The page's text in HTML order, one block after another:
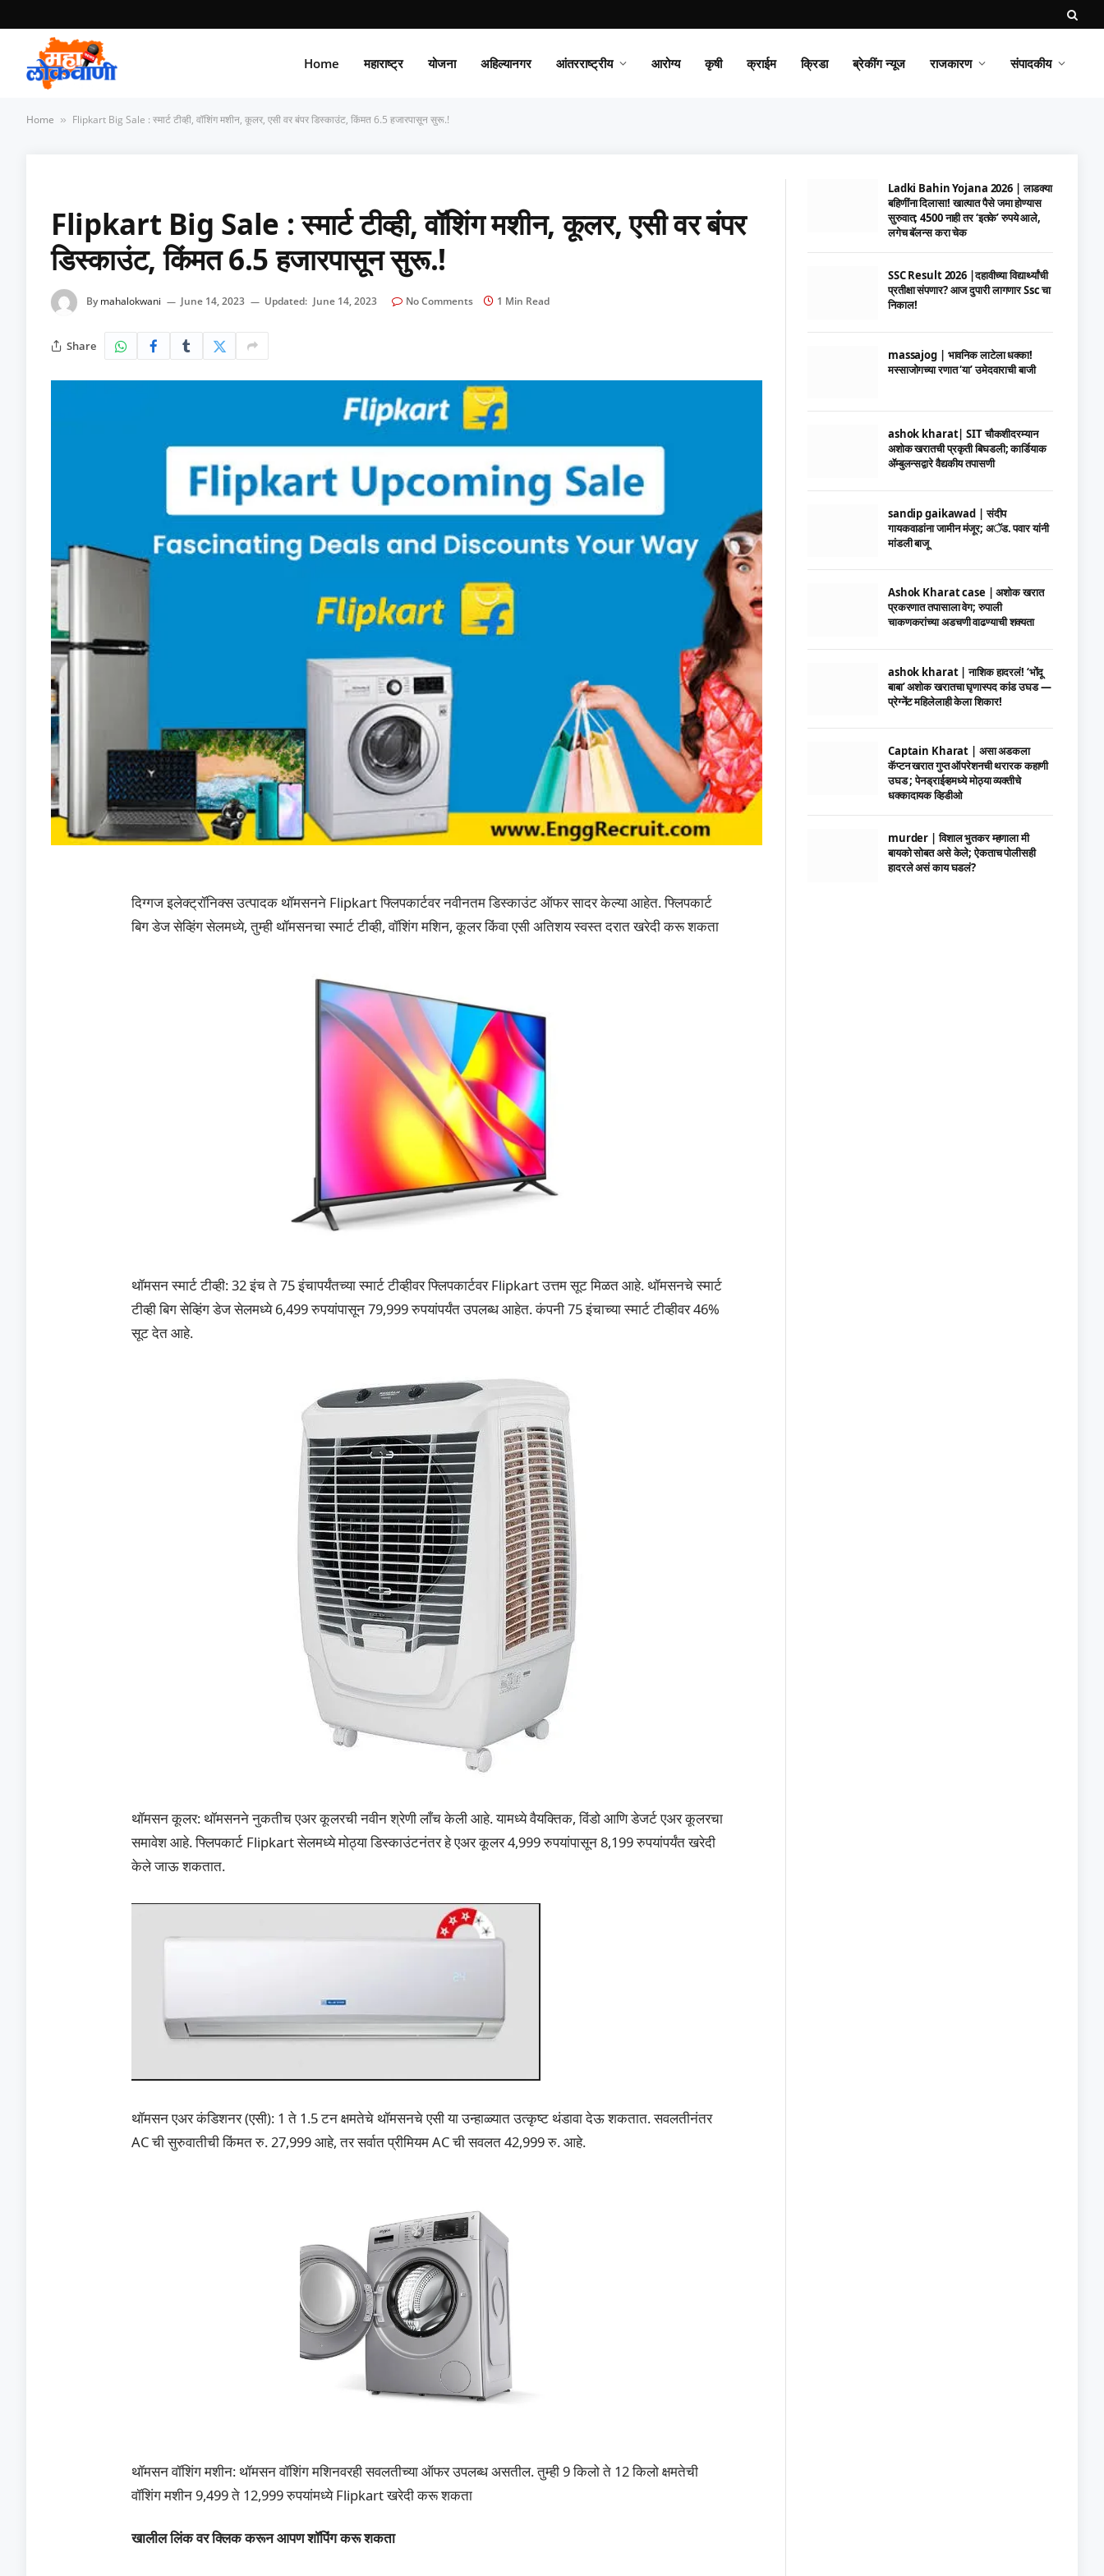
Home महाराष्ट्र योजना अहिल्यानगर आंतरराष्ट्रीय आरोग्य कृषी क्राईम क्रिडा ब्रेकींग न्यूज राजकारण संपादकीय
Home » Flipkart Big Sale : स्मार्ट टीव्ही, वॉशिंग मशीन, कूलर, एसी वर बंपर डिस्काउंट, किंमत 6.5 हजारपासून सुरू.!
Flipkart Big Sale : स्मार्ट टीव्ही, वॉशिंग मशीन, कूलर, एसी वर बंपर
डिस्काउंट, किंमत 6.5 हजारपासून सुरू.!
By mahalokwani June 14, 2023 Updated: June 14, 2023 No Comments 1 Min Read
Share
दिग्गज इलेक्ट्रॉनिक्स उत्पादक थॉमसनने Flipkart फ्लिपकार्टवर नवीनतम डिस्काउंट ऑफर सादर केल्या आहेत. फ्लिपकार्ट
बिग डेज सेव्हिंग सेलमध्ये, तुम्ही थॉमसनचा स्मार्ट टीव्ही, वॉशिंग मशिन, कूलर किंवा एसी अतिशय स्वस्त दरात खरेदी करू शकता
थॉमसन स्मार्ट टीव्ही: 32 इंच ते 75 इंचापर्यंतच्या स्मार्ट टीव्हीवर फ्लिपकार्टवर Flipkart उत्तम सूट मिळत आहे. थॉमसनचे स्मार्ट
टीव्ही बिग सेव्हिंग डेज सेलमध्ये 6,499 रुपयांपासून 79,999 रुपयांपर्यंत उपलब्ध आहेत. कंपनी 75 इंचाच्या स्मार्ट टीव्हीवर 46%
सूट देत आहे.
थॉमसन कूलर: थॉमसनने नुकतीच एअर कूलरची नवीन श्रेणी लाँच केली आहे. यामध्ये वैयक्तिक, विंडो आणि डेजर्ट एअर कूलरचा
समावेश आहे. फ्लिपकार्ट Flipkart सेलमध्ये मोठ्या डिस्काउंटनंतर हे एअर कूलर 4,999 रुपयांपासून 8,199 रुपयांपर्यंत खरेदी
केले जाऊ शकतात.
थॉमसन एअर कंडिशनर (एसी): 1 ते 1.5 टन क्षमतेचे थॉमसनचे एसी या उन्हाळ्यात उत्कृष्ट थंडावा देऊ शकतात. सवलतीनंतर
AC ​​ची सुरुवातीची किंमत रु. 27,999 आहे, तर सर्वात प्रीमियम AC ची सवलत 42,999 रु. आहे.
थॉमसन वॉशिंग मशीन: थॉमसन वॉशिंग मशिनवरही सवलतीच्या ऑफर उपलब्ध असतील. तुम्ही 9 किलो ते 12 किलो क्षमतेची
वॉशिंग मशीन 9,499 ते 12,999 रुपयांमध्ये Flipkart खरेदी करू शकता
खालील लिंक वर क्लिक करून आपण शॉपिंग करू शकता
Ladki Bahin Yojana 2026 | लाडक्या
बहिणींना दिलासा! खात्यात पैसे जमा होण्यास
सुरुवात; 4500 नाही तर ‘इतके’ रुपये आले,
लगेच बॅलन्स करा चेक
SSC Result 2026 |दहावीच्या विद्यार्थ्यांची
प्रतीक्षा संपणार? आज दुपारी लागणार Ssc चा
निकाल!
massajog | भावनिक लाटेला धक्का!
मस्साजोगच्या रणात ‘या’ उमेदवाराची बाजी
ashok kharat| SIT चौकशीदरम्यान
अशोक खरातची प्रकृती बिघडली; कार्डियाक
ॲम्बुलन्सद्वारे वैद्यकीय तपासणी
sandip gaikawad | संदीप
गायकवाडांना जामीन मंजूर; अॅड. पवार यांनी
मांडली बाजू
Ashok Kharat case | अशोक खरात
प्रकरणात तपासाला वेग; रुपाली
चाकणकरांच्या अडचणी वाढण्याची शक्यता
ashok kharat | नाशिक हादरलं! ‘भोंदू
बाबा’ अशोक खरातचा घृणास्पद कांड उघड —
प्रेग्नेंट महिलेलाही केला शिकार!
Captain Kharat | असा अडकला
कॅप्टन खरात गुप्त ऑपरेशनची थरारक कहाणी
उघड ; पेनड्राईव्हमध्ये मोठ्या व्यक्तीचे
धक्कादायक व्हिडीओ
murder | विशाल भुतकर म्हणाला मी
बायको सोबत असे केले; ऐकताच पोलीसही
हादरले असं काय घडलं?